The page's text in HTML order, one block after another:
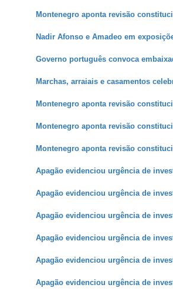
Montenegro aponta revisão
Nadir Afonso e Amadeo em
Governo português convoca
Marchas, arraiais e casamentos
Montenegro aponta revisão
Montenegro aponta revisão
Montenegro aponta revisão
Apagão evidenciou urgência de
Apagão evidenciou urgência de
Apagão evidenciou urgência de
Apagão evidenciou urgência de
Apagão evidenciou urgência de
Apagão evidenciou urgência de